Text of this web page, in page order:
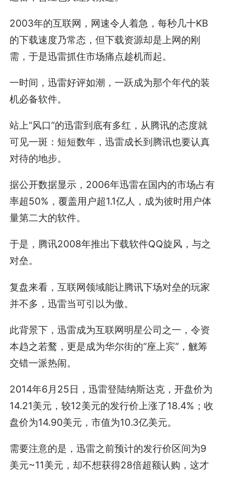
2003年的互联网，网速令人着急，每秒几十KB
的下载速度乃常态，但下载资源却是上网的刚
需，于是迅雷抓住市场痛点趁机而起。
一时间，迅雷好评如潮，一跃成为那个年代的装
机必备软件。
站上“风口”的迅雷到底有多红，从腾讯的态度就
可见一斑：短短数年，迅雷成长到腾讯也要认真
对待的地步。
据公开数据显示，2006年迅雷在国内的市场占有
率超50%，覆盖用户超1.1亿人，成为彼时用户体
量第二大的软件。
于是，腾讯2008年推出下载软件QQ旋风，与之
对垒。
复盘来看，互联网领域能让腾讯下场对垒的玩家
并不多，迅雷当可引以为傲。
此背景下，迅雷成为互联网明星公司之一，令资
本趋之若鹜，更是成为华尔街的“座上宾”，觥筹
交错一派热闹。
2014年6月25日，迅雷登陆纳斯达克，开盘价为
14.21美元，较12美元的发行价上涨了18.4%；收
盘价为14.90美元，市值为10.3亿美元。
需要注意的是，迅雷之前预计的发行价区间为9
美元~11美元，却不想获得28倍超额认购，这才